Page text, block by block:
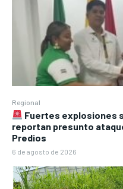
Regional
Fuertes explosiones
reportan presunto
Predios
6 de agosto de 2026